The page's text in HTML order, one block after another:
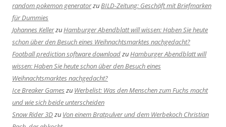
random pokemon generatorzuBILD-Zeitung: Geschäft mit Briefmarken
für Dummies
Johannes KellerzuHamburger Abendblatt will wissen: Haben Sie heute
schon über den Besuch eines Weihnachtsmarktes nachgedacht?
Football prediction software downloadzuHamburger Abendblatt will
wissen: Haben Sie heute schon über den Besuch eines
Weihnachtsmarktes nachgedacht?
Ice Breaker Games zu Werbelist: Was den Menschen zum Fuchs macht
und wie sich beide unterscheiden
Snow Rider 3Dzu Von einem Bratpulver und dem Werbekoch Christian